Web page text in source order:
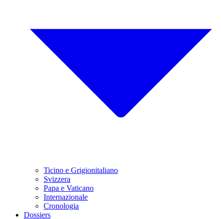
Ticino e Grigionitaliano
Svizzera
Papa e Vaticano
Internazionale
Cronologia
Dossiers